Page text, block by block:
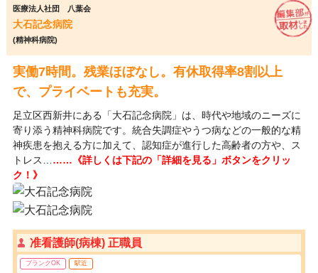
医療法人社団 八葉会
大石記念病院
(精神科病院)
実働7時間。残業ほぼなし。有休取得率8割以上
で、プライベートも充実。
足立区西新井にある「大石記念病院」は、時代や地域のニーズに
寄り添う精神科病院です。統合失調症やうつ病などの一般的な精
神疾患を抱える方に加えて、認知症が進行した高齢者の方や、ス
トレス… ……《詳しくは下記の「詳細を見る」ボタンをクリッ
ク！》
准看護師(病棟) 正職員
ブランクOK 駅近